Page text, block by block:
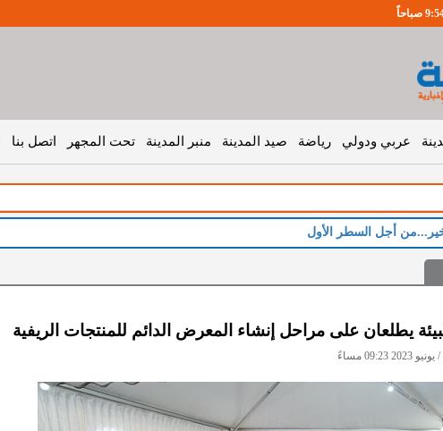
عربي ودولي رياضة صيد المدينة منبر المدينة تحت المجهر اتصل بنا
أجل السطر الأول
يطلعان على مراحل إنشاء المعرض الدائم للمنتجات الريفية